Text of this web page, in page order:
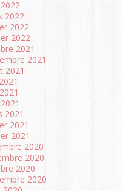
2022
2022
2022
2021
2021
2021
2021
2021
2021
2020
2020
2020
2020